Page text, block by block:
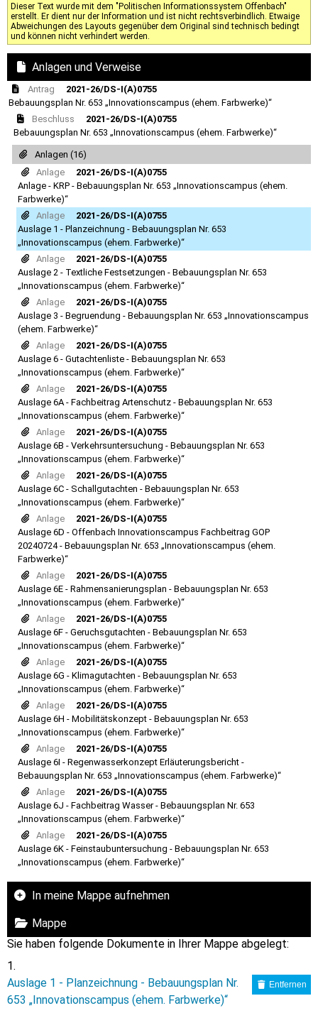
Dieser Text wurde mit dem "Politischen Informationssystem Offenbach"
erstellt. Er dient nur der Information und ist nicht rechtsverbindlich. Etwaige
Abweichungen des Layouts gegenüber dem Original sind technisch bedingt
und können nicht verhindert werden.
Anlagen und Verweise
Antrag
2021-26/DS-I(A)0755
Bebauungsplan Nr. 653 „Innovationscampus (ehem. Farbwerke)“
Beschluss
2021-26/DS-I(A)0755
Bebauungsplan Nr. 653 „Innovationscampus (ehem. Farbwerke)“
Anlagen (16)
Anlage
2021-26/DS-I(A)0755
Anlage - KRP - Bebauungsplan Nr. 653 „Innovationscampus (ehem.
Farbwerke)“
Anlage
2021-26/DS-I(A)0755
Auslage 1 - Planzeichnung - Bebauungsplan Nr. 653
„Innovationscampus (ehem. Farbwerke)“
Anlage
2021-26/DS-I(A)0755
Auslage 2 - Textliche Festsetzungen - Bebauungsplan Nr. 653
„Innovationscampus (ehem. Farbwerke)“
Anlage
2021-26/DS-I(A)0755
Auslage 3 - Begruendung - Bebauungsplan Nr. 653 „Innovationscampus
(ehem. Farbwerke)“
Anlage
2021-26/DS-I(A)0755
Auslage 6 - Gutachtenliste - Bebauungsplan Nr. 653
„Innovationscampus (ehem. Farbwerke)“
Anlage
2021-26/DS-I(A)0755
Auslage 6A - Fachbeitrag Artenschutz - Bebauungsplan Nr. 653
„Innovationscampus (ehem. Farbwerke)“
Anlage
2021-26/DS-I(A)0755
Auslage 6B - Verkehrsuntersuchung - Bebauungsplan Nr. 653
„Innovationscampus (ehem. Farbwerke)“
Anlage
2021-26/DS-I(A)0755
Auslage 6C - Schallgutachten - Bebauungsplan Nr. 653
„Innovationscampus (ehem. Farbwerke)“
Anlage
2021-26/DS-I(A)0755
Auslage 6D - Offenbach Innovationscampus Fachbeitrag GOP
20240724 - Bebauungsplan Nr. 653 „Innovationscampus (ehem.
Farbwerke)“
Anlage
2021-26/DS-I(A)0755
Auslage 6E - Rahmensanierungsplan - Bebauungsplan Nr. 653
„Innovationscampus (ehem. Farbwerke)“
Anlage
2021-26/DS-I(A)0755
Auslage 6F - Geruchsgutachten - Bebauungsplan Nr. 653
„Innovationscampus (ehem. Farbwerke)“
Anlage
2021-26/DS-I(A)0755
Auslage 6G - Klimagutachten - Bebauungsplan Nr. 653
„Innovationscampus (ehem. Farbwerke)“
Anlage
2021-26/DS-I(A)0755
Auslage 6H - Mobilitätskonzept - Bebauungsplan Nr. 653
„Innovationscampus (ehem. Farbwerke)“
Anlage
2021-26/DS-I(A)0755
Auslage 6I - Regenwasserkonzept Erläuterungsbericht -
Bebauungsplan Nr. 653 „Innovationscampus (ehem. Farbwerke)“
Anlage
2021-26/DS-I(A)0755
Auslage 6J - Fachbeitrag Wasser - Bebauungsplan Nr. 653
„Innovationscampus (ehem. Farbwerke)“
Anlage
2021-26/DS-I(A)0755
Auslage 6K - Feinstaubuntersuchung - Bebauungsplan Nr. 653
„Innovationscampus (ehem. Farbwerke)“
In meine Mappe aufnehmen
Mappe
Sie haben folgende Dokumente in Ihrer Mappe abgelegt:
Auslage 1 - Planzeichnung - Bebauungsplan Nr.
653 „Innovationscampus (ehem. Farbwerke)“
Entfernen